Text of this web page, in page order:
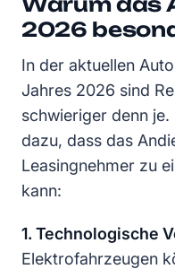
2026
In der aktuellen
Jahres 2026 sind
schwieriger denn
dazu, dass das
Leasingnehmer zu
kann:
1. Technologische
Elektrofahrzeugen